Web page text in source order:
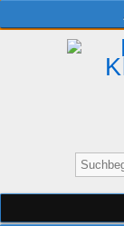
Suche
nach: